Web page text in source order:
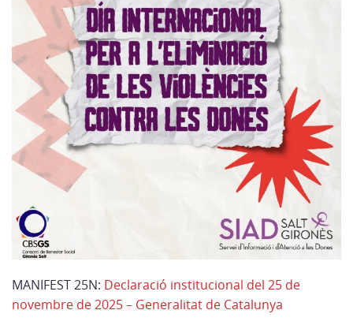
MANIFEST 25N: Declaració institucional del 25 de
novembre de 2025 – Generalitat de Catalunya